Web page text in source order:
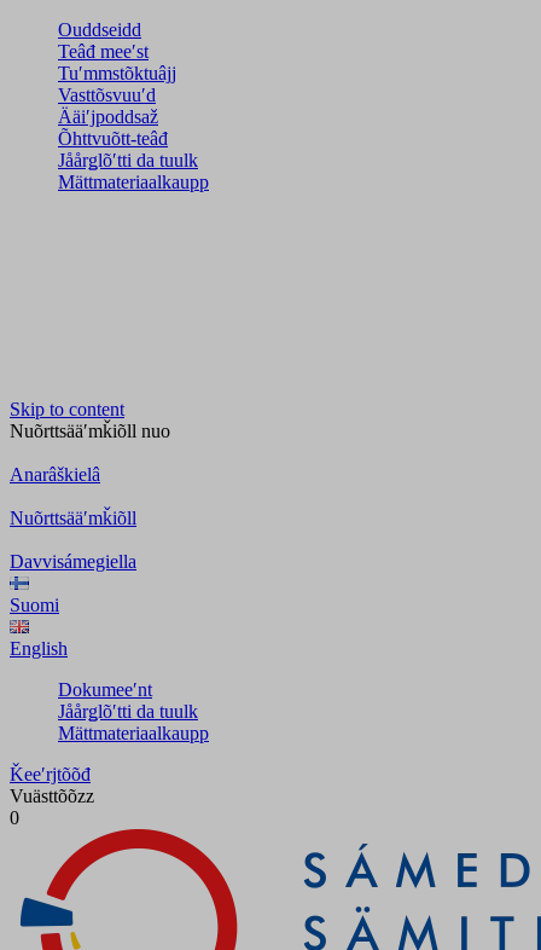
Ouddseidd
Teâđ meeʹst
Tuʹmmstõktuâjj
Vasttõsvuuʹd
Ääiʹjpoddsaž
Õhttvuõtt-teâđ
Jåårǥlõʹtti da tuulk
Mättmateriaalkaupp
Skip to content
Nuõrttsääʹmǩiõll nuo
Anarâškielâ
Nuõrttsääʹmǩiõll
Davvisámegiella
Suomi
English
Dokumeeʹnt
Jåårǥlõʹtti da tuulk
Mättmateriaalkaupp
Ǩeeʹrjtõõđ
Vuästtõõzz
0